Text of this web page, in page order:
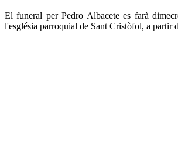
El funeral per Pedro Albacete es farà
l'església parroquial de Sant Cristòfol, a partir